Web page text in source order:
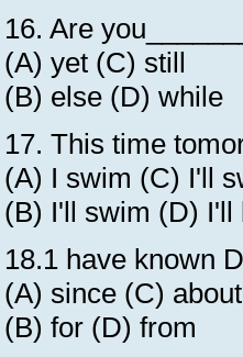
16. Are
(A) yet (C) still
(B) else (D) while
17. This time
(A) I swim (C) I'll
(B) I'll swim (D) I'll
18.1 have known
(A) since (C) about
(B) for (D) from